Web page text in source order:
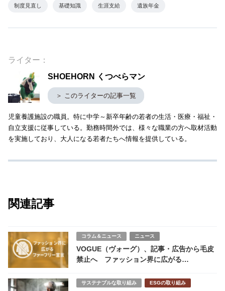
制度見直し 基礎知識 生涯支給 遺族年金
ライター：
SHOEHORN くつべらマン
＞ このライターの記事一覧
児童養護施設の職員。特に中学～新卒年齢の若者の生活・医療・福祉・
自立支援に従事している。勤務時間外では、様々な職業の方へ取材活動
を実施しており、大人になる若者たちへ情報を提供している。
関連記事
コラム＆ニュース ニュース
VOGUE（ヴォーグ）、記事・広告から毛皮
禁止へ ファッション界に広がる
考える
サステナブルな取り組み ESGの取り組み